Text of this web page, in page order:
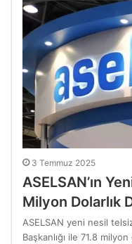
3 Temmuz 2025
ASELSAN’ın
Milyon Dolarlık
ASELSAN yeni nesil
Başkanlığı ile 71.8